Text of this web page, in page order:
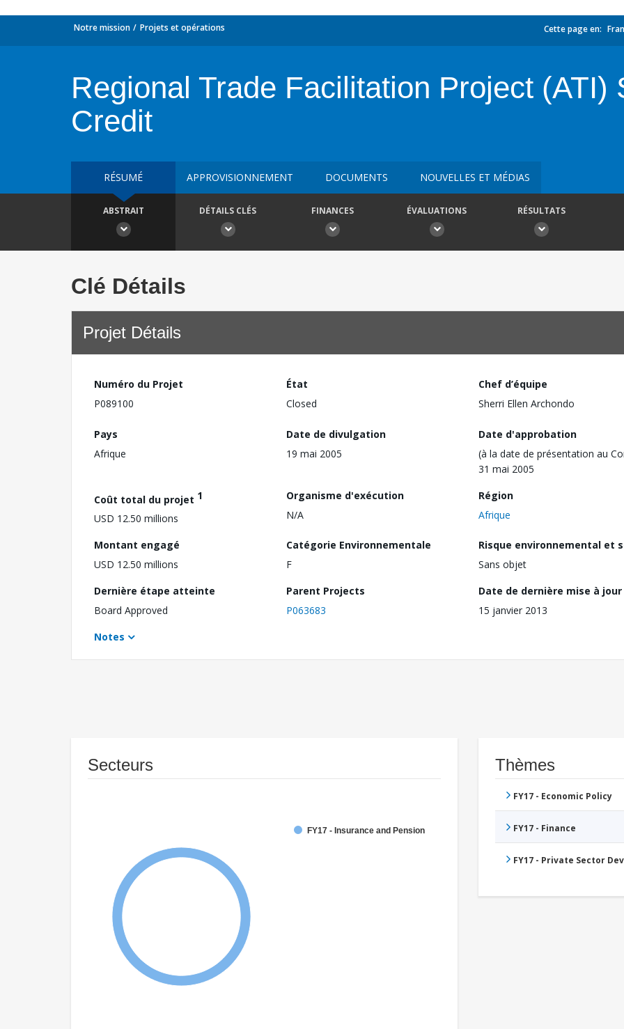
Notre mission Projets et opérations Cette page en:
Regional Trade Facilitation Project (ATI)
Credit
RÉSUMÉ APPROVISIONNEMENT DOCUMENTS NOUVELLES ET MÉDIAS
ABSTRAIT DÉTAILS CLÉS FINANCES ÉVALUATIONS RÉSULTATS
Clé Détails
Projet Détails
Numéro du Projet
P089100
État
Closed
Chef d’équipe
Sherri Ellen Archondo
Pays
Afrique
Date de divulgation
19 mai 2005
Date d'approbation
(à la date de présentation au
31 mai 2005
Coût total du projet 1
USD 12.50 millions
Organisme d'exécution
N/A
Région
Afrique
Montant engagé
USD 12.50 millions
Catégorie Environnementale
F
Risque environnemental et
Sans objet
Dernière étape atteinte
Board Approved
Parent Projects
P063683
Date de dernière mise à jour
15 janvier 2013
Notes
Secteurs
FY17 - Insurance and Pension
Thèmes
FY17 - Economic Policy
FY17 - Finance
FY17 - Private Sector